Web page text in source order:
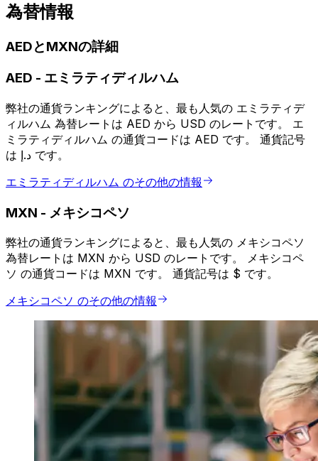
為替情報
AEDとMXNの詳細
AED - エミラティディルハム
弊社の通貨ランキングによると、最も人気の エミラティデ
ィルハム 為替レートは AED から USD のレートです。 エ
ミラティディルハム の通貨コードは AED です。 通貨記号
は د.إ です。
エミラティディルハム のその他の情報
MXN - メキシコペソ
弊社の通貨ランキングによると、最も人気の メキシコペソ
為替レートは MXN から USD のレートです。 メキシコペ
ソ の通貨コードは MXN です。 通貨記号は $ です。
メキシコペソ のその他の情報